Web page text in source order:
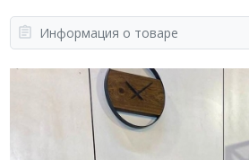
Информация о товаре